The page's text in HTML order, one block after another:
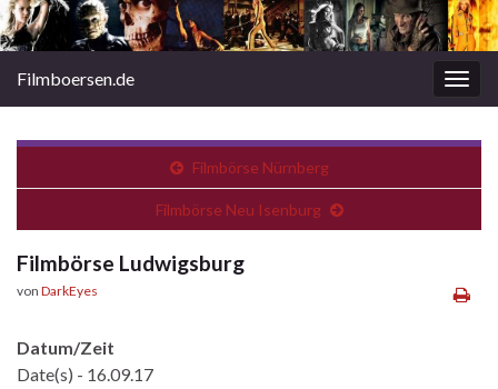
Filmboersen.de
Filmbörse Nürnberg
Filmbörse Neu Isenburg
Filmbörse Ludwigsburg
von DarkEyes
Datum/Zeit
Date(s) - 16.09.17